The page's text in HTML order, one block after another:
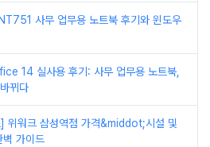
사무 업무용 노트북 후기와 윈도우
14 실사용 후기: 사무 업무용 노트북,
뀌다
] 위워크 삼성역점 가격&middot;시설 및
벽 가이드